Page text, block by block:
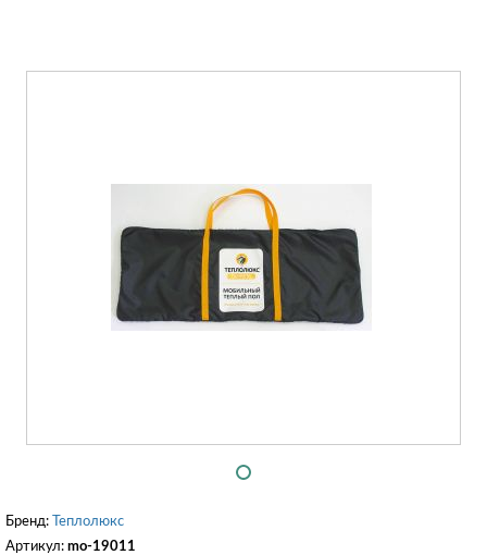
Бренд:
Теплолюкс
Артикул: mo-19011